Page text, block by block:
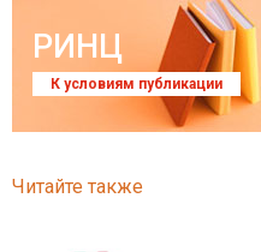
РИНЦ
К условиям публикации
Читайте также